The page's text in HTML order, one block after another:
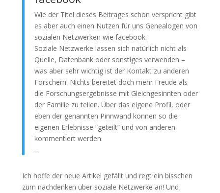
Wie der Titel dieses Beitrages schon verspricht gibt
es aber auch einen Nutzen für uns Genealogen von
sozialen Netzwerken wie facebook.
Soziale Netzwerke lassen sich natürlich nicht als
Quelle, Datenbank oder sonstiges verwenden –
was aber sehr wichtig ist der Kontakt zu anderen
Forschern. Nichts bereitet doch mehr Freude als
die Forschungsergebnisse mit Gleichgesinnten oder
der Familie zu teilen. Über das eigene Profil, oder
eben der genannten Pinnwand können so die
eigenen Erlebnisse “geteilt” und von anderen
kommentiert werden.
…
Ich hoffe der neue Artikel gefällt und regt ein bisschen
zum nachdenken über soziale Netzwerke an! Und